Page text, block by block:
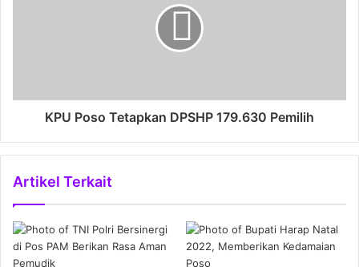
KPU Poso Tetapkan DPSHP 179.630 Pemilih
Artikel Terkait